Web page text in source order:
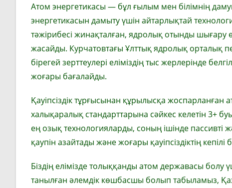
Атом энергетикасы — бұл ғылым мен білімнің
энергетикасын дамыту үшін айтарлықтай
тәжірибесі жинақталған, ядролық отынды шығару
жасайды. Курчатовтағы Ұлттық ядролық
бірегей зерттеулері еліміздің тыс жерлерінде
жоғары бағалайды.
Қауіпсіздік тұрғысынан құрылысқа жоспарланған
халықаралық стандарттарына сәйкес келетін 3+
ең озық технологияларды, соның ішінде пассивті
қаупін азайтады және жоғары қауіпсіздіктің
Біздің елімізде толыққанды атом державасы
танылған әлемдік көшбасшы болып табыламыз,